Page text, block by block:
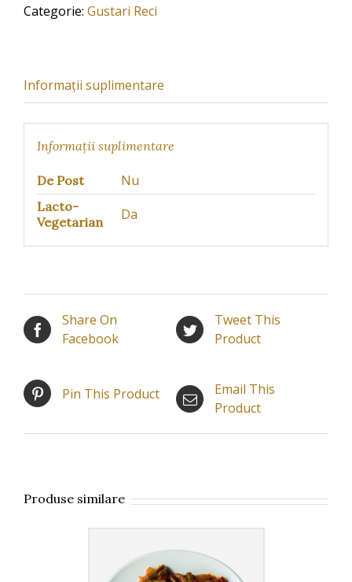
Categorie: Gustari Reci
Informații suplimentare
Informații suplimentare
De Post Nu
Lacto-
Vegetarian
Da
Share On
Facebook
Tweet This
Product
Pin This Product
Email This
Product
Produse similare